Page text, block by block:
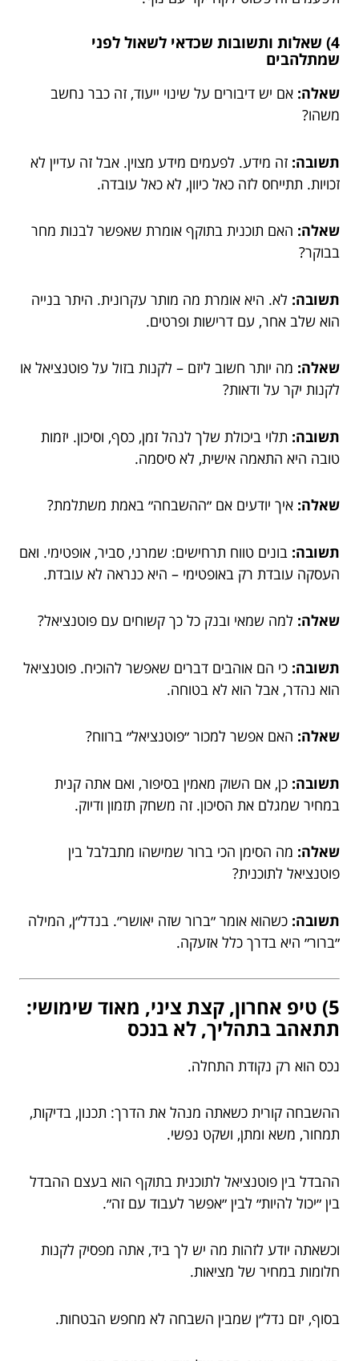
4) שאלות ותשובות שכדאי לשאול לפני
שמתלהבים
שאלה: אם יש דיבורים על שינוי ייעוד, זה כבר נחשב
משהו?
תשובה: זה מידע. לפעמים מידע מצוין. אבל זה עדיין לא
זכויות. תתייחס לזה כאל כיוון, לא כאל עובדה.
שאלה: האם תוכנית בתוקף אומרת שאפשר לבנות מחר
בבוקר?
תשובה: לא. היא אומרת מה מותר עקרונית. היתר בנייה
הוא שלב אחר, עם דרישות ופרטים.
שאלה: מה יותר חשוב ליזם – לקנות בזול על פוטנציאל או
לקנות יקר על ודאות?
תשובה: תלוי ביכולת שלך לנהל זמן, כסף, וסיכון. יזמות
טובה היא התאמה אישית, לא סיסמה.
שאלה: איך יודעים אם ״ההשבחה״ באמת משתלמת?
תשובה: בונים טווח תרחישים: שמרני, סביר, אופטימי. ואם
העסקה עובדת רק באופטימי – היא כנראה לא עובדת.
שאלה: למה שמאי ובנק כל כך קשוחים עם פוטנציאל?
תשובה: כי הם אוהבים דברים שאפשר להוכיח. פוטנציאל
הוא נהדר, אבל הוא לא בטוחה.
שאלה: האם אפשר למכור ״פוטנציאל״ ברווח?
תשובה: כן, אם השוק מאמין בסיפור, ואם אתה קנית
במחיר שמגלם את הסיכון. זה משחק תזמון ודיוק.
שאלה: מה הסימן הכי ברור שמישהו מתבלבל בין
פוטנציאל לתוכנית?
תשובה: כשהוא אומר ״ברור שזה יאושר״. בנדל״ן, המילה
״ברור״ היא בדרך כלל אזעקה.
5) טיפ אחרון, קצת ציני, מאוד שימושי:
תתאהב בתהליך, לא בנכס
נכס הוא רק נקודת התחלה.
ההשבחה קורית כשאתה מנהל את הדרך: תכנון, בדיקות,
תמחור, משא ומתן, ושקט נפשי.
ההבדל בין פוטנציאל לתוכנית בתוקף הוא בעצם ההבדל
בין ״יכול להיות״ לבין ״אפשר לעבוד עם זה״.
וכשאתה יודע לזהות מה יש לך ביד, אתה מפסיק לקנות
חלומות במחיר של מציאות.
בסוף, יזם נדל״ן שמבין השבחה לא מחפש הבטחות.